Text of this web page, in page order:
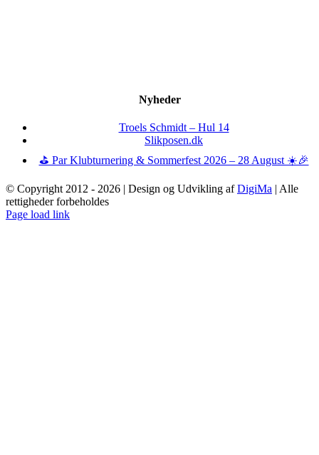
Nyheder
Troels Schmidt – Hul 14
Slikposen.dk
⛳ Par Klubturnering & Sommerfest 2026 – 28 August ☀️🎉
© Copyright 2012 - 2026 | Design og Udvikling afDigiMa | Alle
rettigheder forbeholdes
Page load link